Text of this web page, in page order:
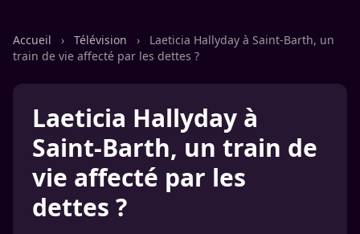
Accueil › Télévision ›
Laeticia Hallyday à Saint-Barth, un
train de vie affecté par les dettes ?
Laeticia Hallyday à
Saint-Barth, un train de
vie affecté par les
dettes ?